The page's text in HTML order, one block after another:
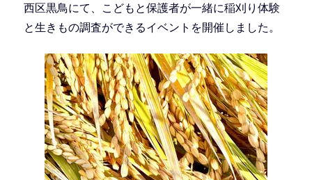
西区黒鳥にて、こどもと保護者が一緒に稲刈り体験
と生きもの調査ができるイベントを開催しました。